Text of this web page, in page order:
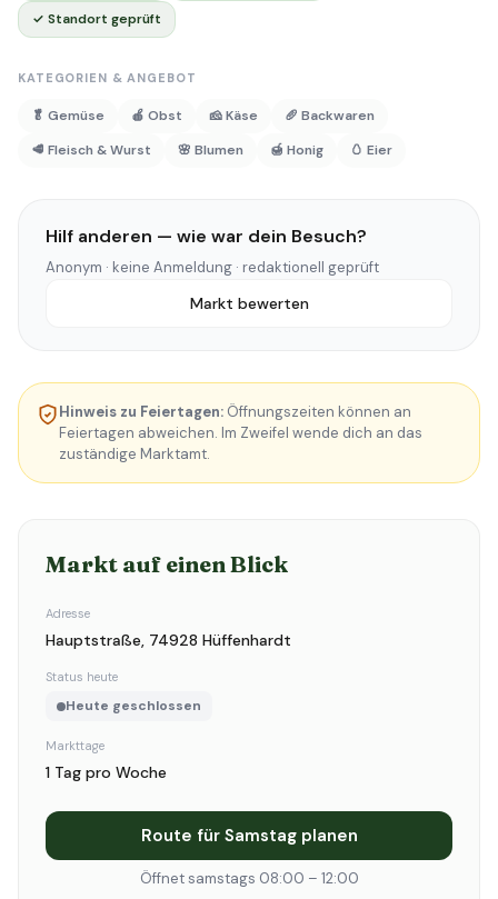
✓ Standort geprüft
KATEGORIEN & ANGEBOT
🥬 Gemüse 🍎 Obst 🧀 Käse
🥖 Backwaren
🥩 Fleisch & Wurst
🌸 Blumen 🍯 Honig 🥚 Eier
Hilf anderen — wie war dein Besuch?
Anonym · keine Anmeldung · redaktionell geprüft
Markt bewerten
Hinweis zu Feiertagen: Öffnungszeiten können an
Feiertagen abweichen. Im Zweifel wende dich an das
zuständige Marktamt.
Markt auf einen Blick
Adresse
Hauptstraße, 74928 Hüffenhardt
Status heute
Heute geschlossen
Markttage
1 Tag pro Woche
Route für Samstag planen
Öffnet samstags 08:00 – 12:00